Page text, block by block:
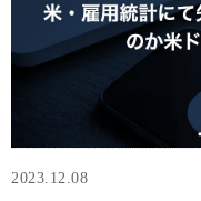
2023.12.08